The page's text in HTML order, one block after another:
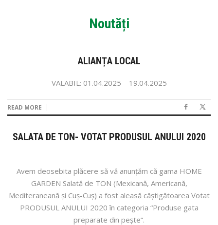
Noutăți
ALIANȚA LOCAL
VALABIL: 01.04.2025 – 19.04.2025
READ MORE
SALATA DE TON- VOTAT PRODUSUL ANULUI 2020
Avem deosebita plăcere să vă anunțăm că gama HOME
GARDEN Salată de TON (Mexicană, Americană,
Mediteraneană și Cuș-Cuș) a fost aleasă câștigătoarea Votat
PRODUSUL ANULUI 2020 în categoria “Produse gata
preparate din pește”.